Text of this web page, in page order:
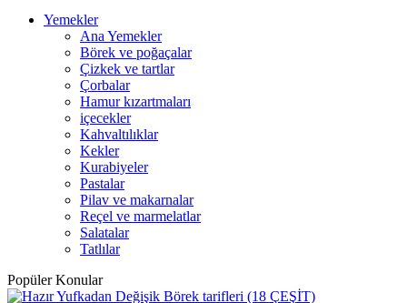
Yemekler
Ana Yemekler
Börek ve poğaçalar
Çizkek ve tartlar
Çorbalar
Hamur kızartmaları
içecekler
Kahvaltılıklar
Kekler
Kurabiyeler
Pastalar
Pilav ve makarnalar
Reçel ve marmelatlar
Salatalar
Tatlılar
Popüler Konular